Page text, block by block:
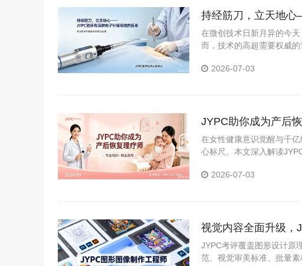
持经筋刀，立天地
在微创技术日新月异的今
而，技术的高超需要权威
2026-07-03
JYPC助你成为产后
在女性健康意识觉醒与千
心标尺。本文深入解读
2026-07-03
视觉内容全面升级，
职场硬资质
JYPC考评覆盖图形设计原
范、视觉审美标准、批量